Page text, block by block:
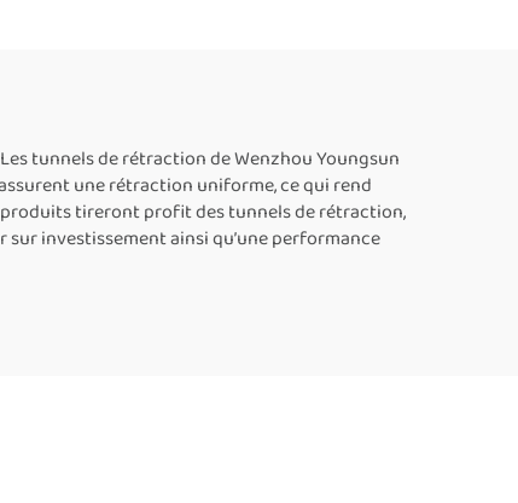
tunnels de rétraction de Wenzhou Youngsun
une rétraction uniforme, ce qui rend
produits tireront profit des tunnels de rétraction,
investissement ainsi qu’une performance